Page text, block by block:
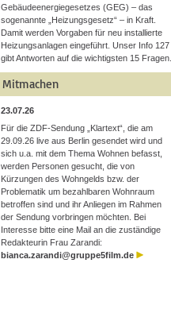
Gebäudeenergiegesetzes (GEG) – das
sogenannte „Heizungsgesetz“ – in Kraft.
Damit werden Vorgaben für neu installierte
Heizungsanlagen eingeführt. Unser Info 127
gibt Antworten auf die wichtigsten 15 Fragen.
Mitmachen
23.07.26
Für die ZDF-Sendung „Klartext“, die am
29.09.26 live aus Berlin gesendet wird und
sich u.a. mit dem Thema Wohnen befasst,
werden Personen gesucht, die von
Kürzungen des Wohngelds bzw. der
Problematik um bezahlbaren Wohnraum
betroffen sind und ihr Anliegen im Rahmen
der Sendung vorbringen möchten. Bei
Interesse bitte eine Mail an die zuständige
Redakteurin Frau Zarandi:
bianca.zarandi@gruppe5film.de